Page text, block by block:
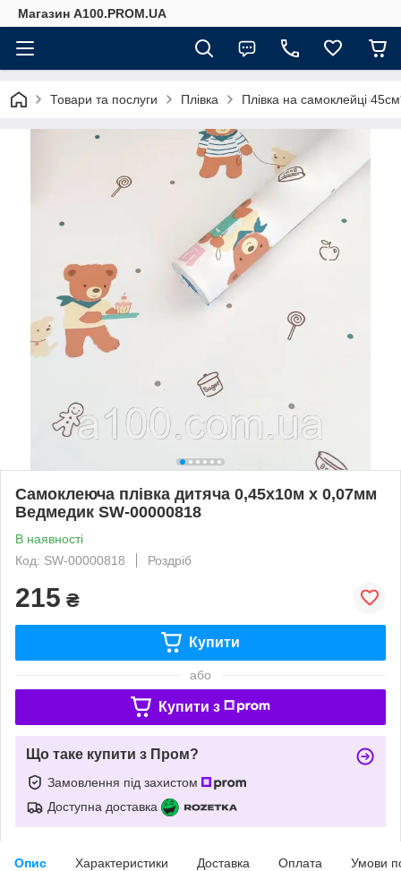
Магазин A100.PROM.UA
Товари та послуги Плівка Плівка на самоклейці
Самоклеюча плівка дитяча 0,45х10м х 0,07мм
Ведмедик SW-00000818
В наявності
Код: SW-00000818
Роздріб
215 ₴
Купити
або
Купити з
Що таке купити з Пром?
Замовлення під захистом
Доступна доставка
Опис Характеристики Доставка Оплата Умови